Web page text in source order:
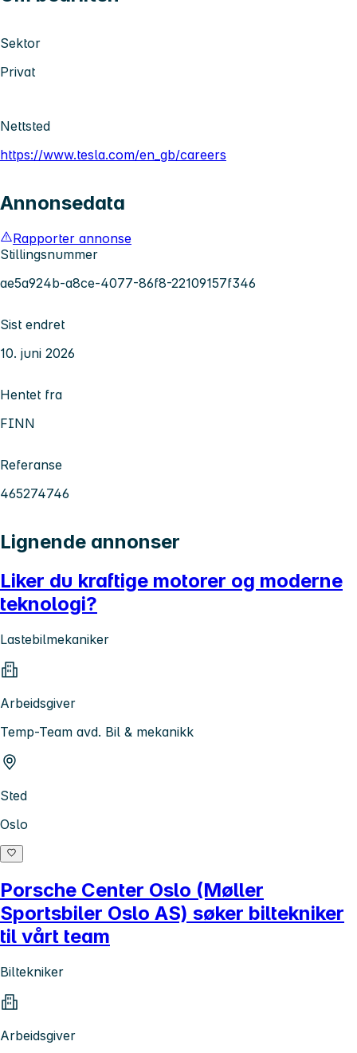
Sektor
Privat
Nettsted
https://www.tesla.com/en_gb/careers
Annonsedata
Rapporter annonse
Stillingsnummer
ae5a924b-a8ce-4077-86f8-22109157f346
Sist endret
10. juni 2026
Hentet fra
FINN
Referanse
465274746
Lignende annonser
Liker du kraftige motorer og moderne
teknologi?
Lastebilmekaniker
Arbeidsgiver
Temp-Team avd. Bil & mekanikk
Sted
Oslo
Porsche Center Oslo (Møller
Sportsbiler Oslo AS) søker biltekniker
til vårt team
Biltekniker
Arbeidsgiver